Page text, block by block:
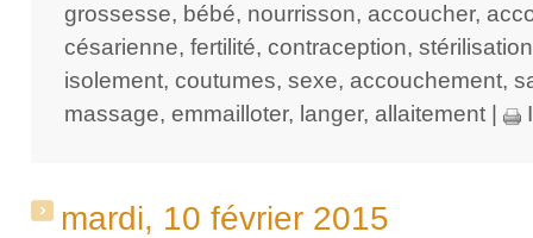
grossesse, bébé, nourrisson, accoucher,
césarienne, fertilité, contraception, stérilisation
isolement, coutumes, sexe, accouchement,
massage, emmailloter, langer, allaitement
mardi, 10 février 2015